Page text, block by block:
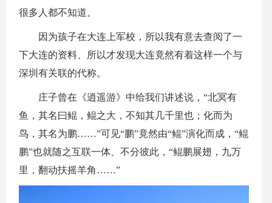
很多人都不知道。
因为孩子在大连上军校，所以我有意去查阅了一
下大连的资料、所以才发现大连竟然有着这样一个与
深圳有关联的代称。
庄子曾在《逍遥游》中给我们讲述说，“北冥有
鱼，其名曰鲲，鲲之大，不知其几千里也；化而为
鸟，其名为鹏……”可见“鹏”竟然由“鲲”演化而成，“鲲
鹏”也就随之互联一体、不分彼此，“鲲鹏展翅，九万
里，翻动扶摇羊角……”